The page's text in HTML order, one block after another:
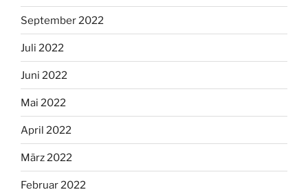
September 2022
Juli 2022
Juni 2022
Mai 2022
April 2022
März 2022
Februar 2022